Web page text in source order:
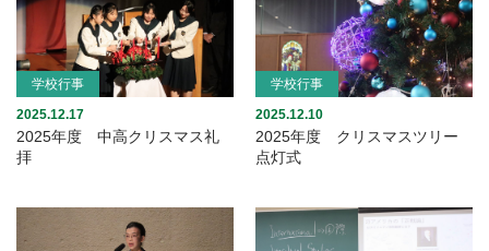
学校行事
2025.12.17
2025年度 中高クリスマス礼
拝
学校行事
2025.12.10
2025年度 クリスマスツリー
点灯式